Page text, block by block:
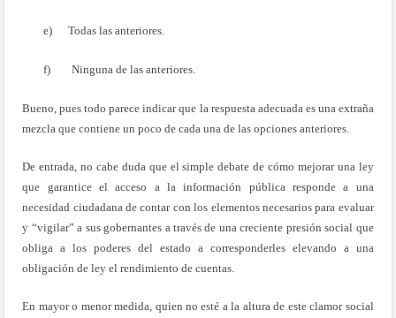
e) Todas las anteriores.
f) Ninguna de las anteriores.
Bueno, pues todo parece indicar que la respuesta adecuada es una extraña
mezcla que contiene un poco de cada una de las opciones anteriores.
De entrada, no cabe duda que el simple debate de cómo mejorar una ley
que garantice el acceso a la información pública responde a una
necesidad ciudadana de contar con los elementos necesarios para evaluar
y “vigilar” a sus gobernantes a través de una creciente presión social que
obliga a los poderes del estado a corresponderles elevando a una
obligación de ley el rendimiento de cuentas.
En mayor o menor medida, quien no esté a la altura de este clamor social